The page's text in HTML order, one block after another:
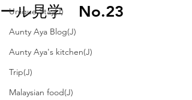
Unique Stay(J)
Aunty Aya Blog(J)
Aunty Aya's kitchen(J)
Trip(J)
Malaysian food(J)
ール見学 No.23